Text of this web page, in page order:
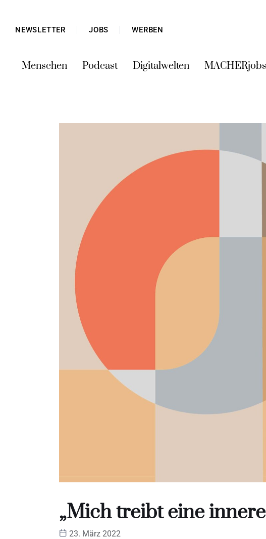
NEWSLETTER JOBS WERBEN
Menschen Podcast Digitalwelten MACHERjobs
„Mich treibt eine
23. März 2022